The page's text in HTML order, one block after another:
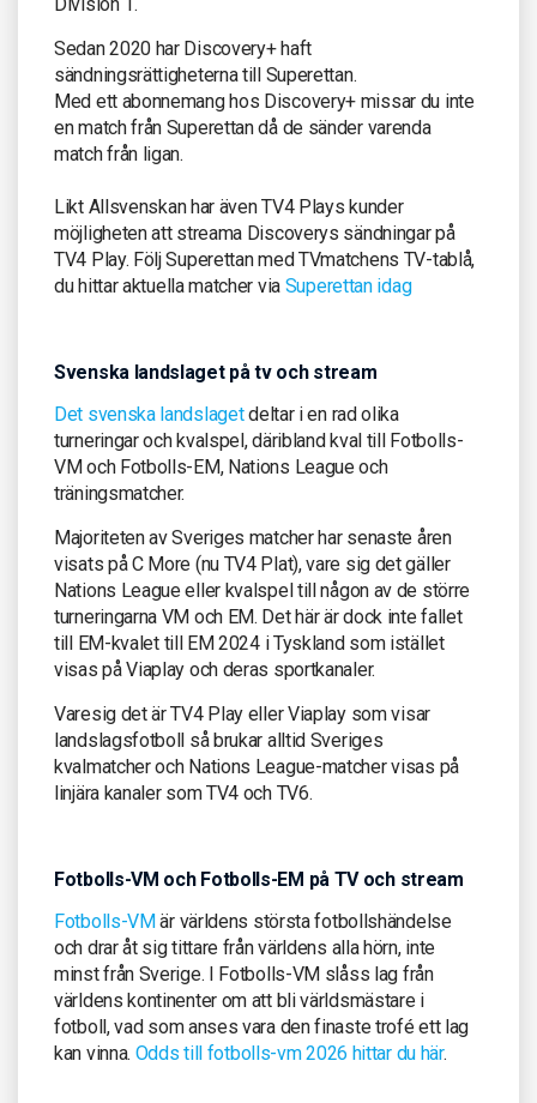
Sedan 2020 har Discovery+ haft
sändningsrättigheterna till Superettan.
Med ett abonnemang hos Discovery+ missar du inte
en match från Superettan då de sänder varenda
match från ligan.
Likt Allsvenskan har även TV4 Plays kunder
möjligheten att streama Discoverys sändningar på
TV4 Play. Följ Superettan med TVmatchens TV-tablå,
du hittar aktuella matcher via Superettan idag
Svenska landslaget på tv och stream
Det svenska landslagetdeltar i en rad olika
turneringar och kvalspel, däribland kval till Fotbolls-
VM och Fotbolls-EM, Nations League och
träningsmatcher.
Majoriteten av Sveriges matcher har senaste åren
visats på C More (nu TV4 Plat), vare sig det gäller
Nations League eller kvalspel till någon av de större
turneringarna VM och EM. Det här är dock inte fallet
till EM-kvalet till EM 2024 i Tyskland som istället
visas på Viaplay och deras sportkanaler.
Varesig det är TV4 Play eller Viaplay som visar
landslagsfotboll så brukar alltid Sveriges
kvalmatcher och Nations League-matcher visas på
linjära kanaler som TV4 och TV6.
Fotbolls-VM och Fotbolls-EM på TV och stream
Fotbolls-VMär världens största fotbollshändelse
och drar åt sig tittare från världens alla hörn, inte
minst från Sverige. I Fotbolls-VM slåss lag från
världens kontinenter om att bli världsmästare i
fotboll, vad som anses vara den finaste trofé ett lag
kan vinna. Odds till fotbolls-vm 2026 hittar du här.